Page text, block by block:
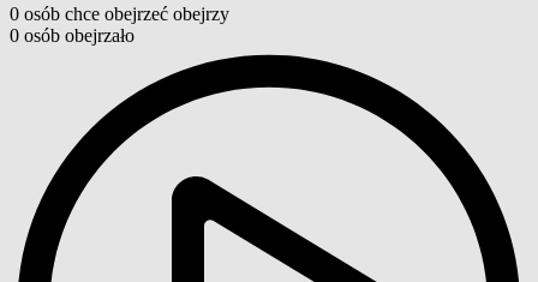
0 osób chce obejrzeć obejrzy
0 osób obejrzało